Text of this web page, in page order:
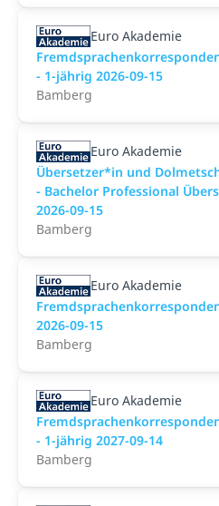
Euro Akademie
- 1-jährig 2026-09-15
Bamberg
Euro Akademie
Übersetzer*in und
- Bachelor Professional
2026-09-15
Bamberg
Euro Akademie
2026-09-15
Bamberg
Euro Akademie
- 1-jährig 2027-09-14
Bamberg